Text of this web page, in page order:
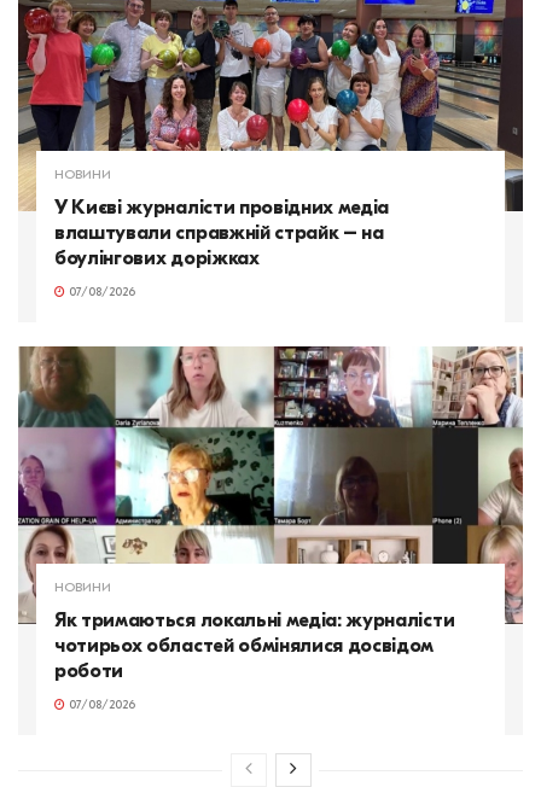
НОВИНИ
У Києві журналісти провідних медіа
влаштували справжній страйк – на
боулінгових доріжках
07/08/2026
НОВИНИ
Як тримаються локальні медіа: журналісти
чотирьох областей обмінялися досвідом
роботи
07/08/2026